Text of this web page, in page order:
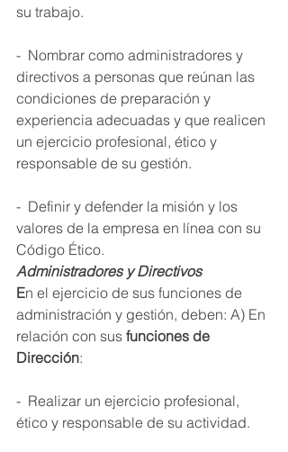
su trabajo.
-  Nombrar como administradores y
directivos a personas que reúnan las
condiciones de preparación y
experiencia adecuadas y que realicen
un ejercicio profesional, ético y
responsable de su gestión.
-  Definir y defender la misión y los
valores de la empresa en línea con su
Código Ético.
Administradores y Directivos
En el ejercicio de sus funciones de
administración y gestión, deben: A) En
relación con sus funciones de
Dirección:
-  Realizar un ejercicio profesional,
ético y responsable de su actividad.